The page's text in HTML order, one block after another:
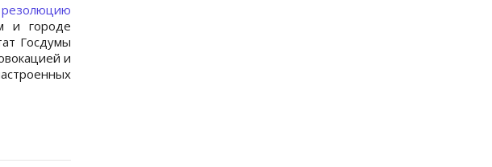
и городе
Госдумы
и